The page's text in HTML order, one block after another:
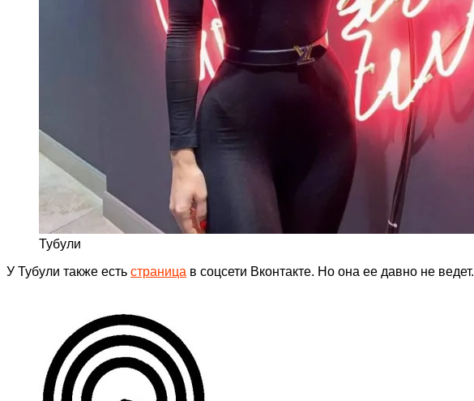
Тубули
У Тубули также есть страница в соцсети Вконтакте. Но она ее давно не ведет.